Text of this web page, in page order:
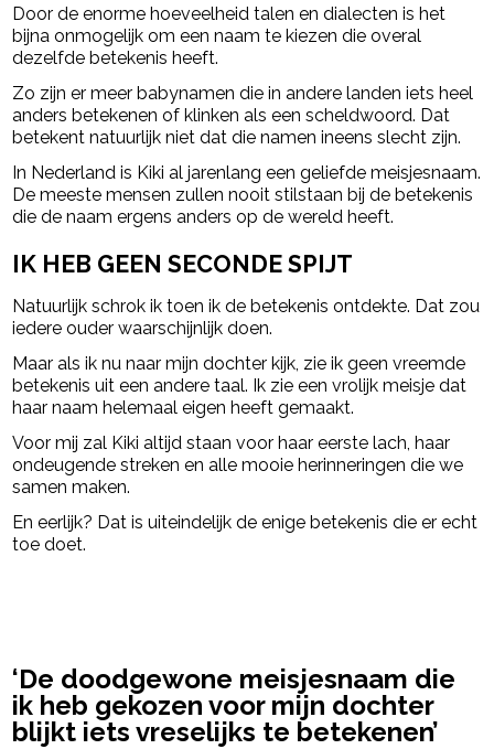
Door de enorme hoeveelheid talen en dialecten is het
bijna onmogelijk om een naam te kiezen die overal
dezelfde betekenis heeft.
Zo zijn er meer babynamen die in andere landen iets heel
anders betekenen of klinken als een scheldwoord. Dat
betekent natuurlijk niet dat die namen ineens slecht zijn.
In Nederland is Kiki al jarenlang een geliefde meisjesnaam.
De meeste mensen zullen nooit stilstaan bij de betekenis
die de naam ergens anders op de wereld heeft.
IK HEB GEEN SECONDE SPIJT
Natuurlijk schrok ik toen ik de betekenis ontdekte. Dat zou
iedere ouder waarschijnlijk doen.
Maar als ik nu naar mijn dochter kijk, zie ik geen vreemde
betekenis uit een andere taal. Ik zie een vrolijk meisje dat
haar naam helemaal eigen heeft gemaakt.
Voor mij zal Kiki altijd staan voor haar eerste lach, haar
ondeugende streken en alle mooie herinneringen die we
samen maken.
En eerlijk? Dat is uiteindelijk de enige betekenis die er echt
toe doet.
‘De doodgewone meisjesnaam die
ik heb gekozen voor mijn dochter
blijkt iets vreselijks te betekenen’